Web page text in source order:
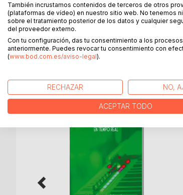
Roma es una joven fotógrafa con
sordo y mudo. Una gramola en un
mapas o señales donde conocerá el
perdido todo. Esta es una novela,
MÁS TÍTULOS DE
También incrustamos contenidos de terceros de otros
(plataformas de vídeo) en nuestro sitio web. No tenemos
sobre el tratamiento posterior de los datos y cualquier
del proveedor externo.
Con tu configuración, das tu consentimiento a los
anteriormente. Puedes revocar tu consentimiento con
(www.bod.com.es/aviso-legal).
RECHAZAR NO,
ACEPTAR TODO